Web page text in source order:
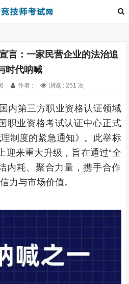
言：一家民营企业的法治追
时代呐喊
作者 : 浏览 : 251 次
内第三方职业资格认证领域
业资格考试认证中心正式
制度的紧急通知》。此举标
迎来重大升级，旨在通过“全
内耗、聚合力量，携手合作
力与市场价值。